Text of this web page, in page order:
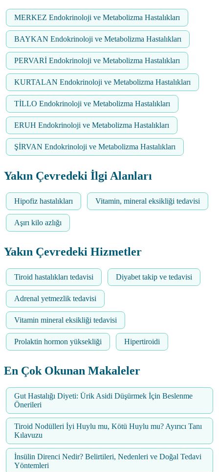
MERKEZ Endokrinoloji ve Metabolizma Hastalıkları
BAYKAN Endokrinoloji ve Metabolizma Hastalıkları
PERVARİ Endokrinoloji ve Metabolizma Hastalıkları
KURTALAN Endokrinoloji ve Metabolizma Hastalıkları
TİLLO Endokrinoloji ve Metabolizma Hastalıkları
ERUH Endokrinoloji ve Metabolizma Hastalıkları
ŞİRVAN Endokrinoloji ve Metabolizma Hastalıkları
Yakın Çevredeki İlgi Alanları
Hipofiz hastalıkları Vitamin, mineral eksikliği tedavisi
Aşırı kilo azlığı
Yakın Çevredeki Hizmetler
Tiroid hastalıkları tedavisi Diyabet takip ve tedavisi
Adrenal yetmezlik tedavisi
Vitamin mineral eksikliği tedavisi
Prolaktin hormon yüksekliği Hipertiroidi
En Çok Okunan Makaleler
Gut Hastalığı Diyeti: Ürik Asidi Düşürmek İçin Beslenme
Önerileri
Tiroid Nodülleri İyi Huylu mu, Kötü Huylu mu? Ayırıcı Tanı
Kılavuzu
İnsülin Direnci Nedir? Belirtileri, Nedenleri ve Doğal Tedavi
Yöntemleri